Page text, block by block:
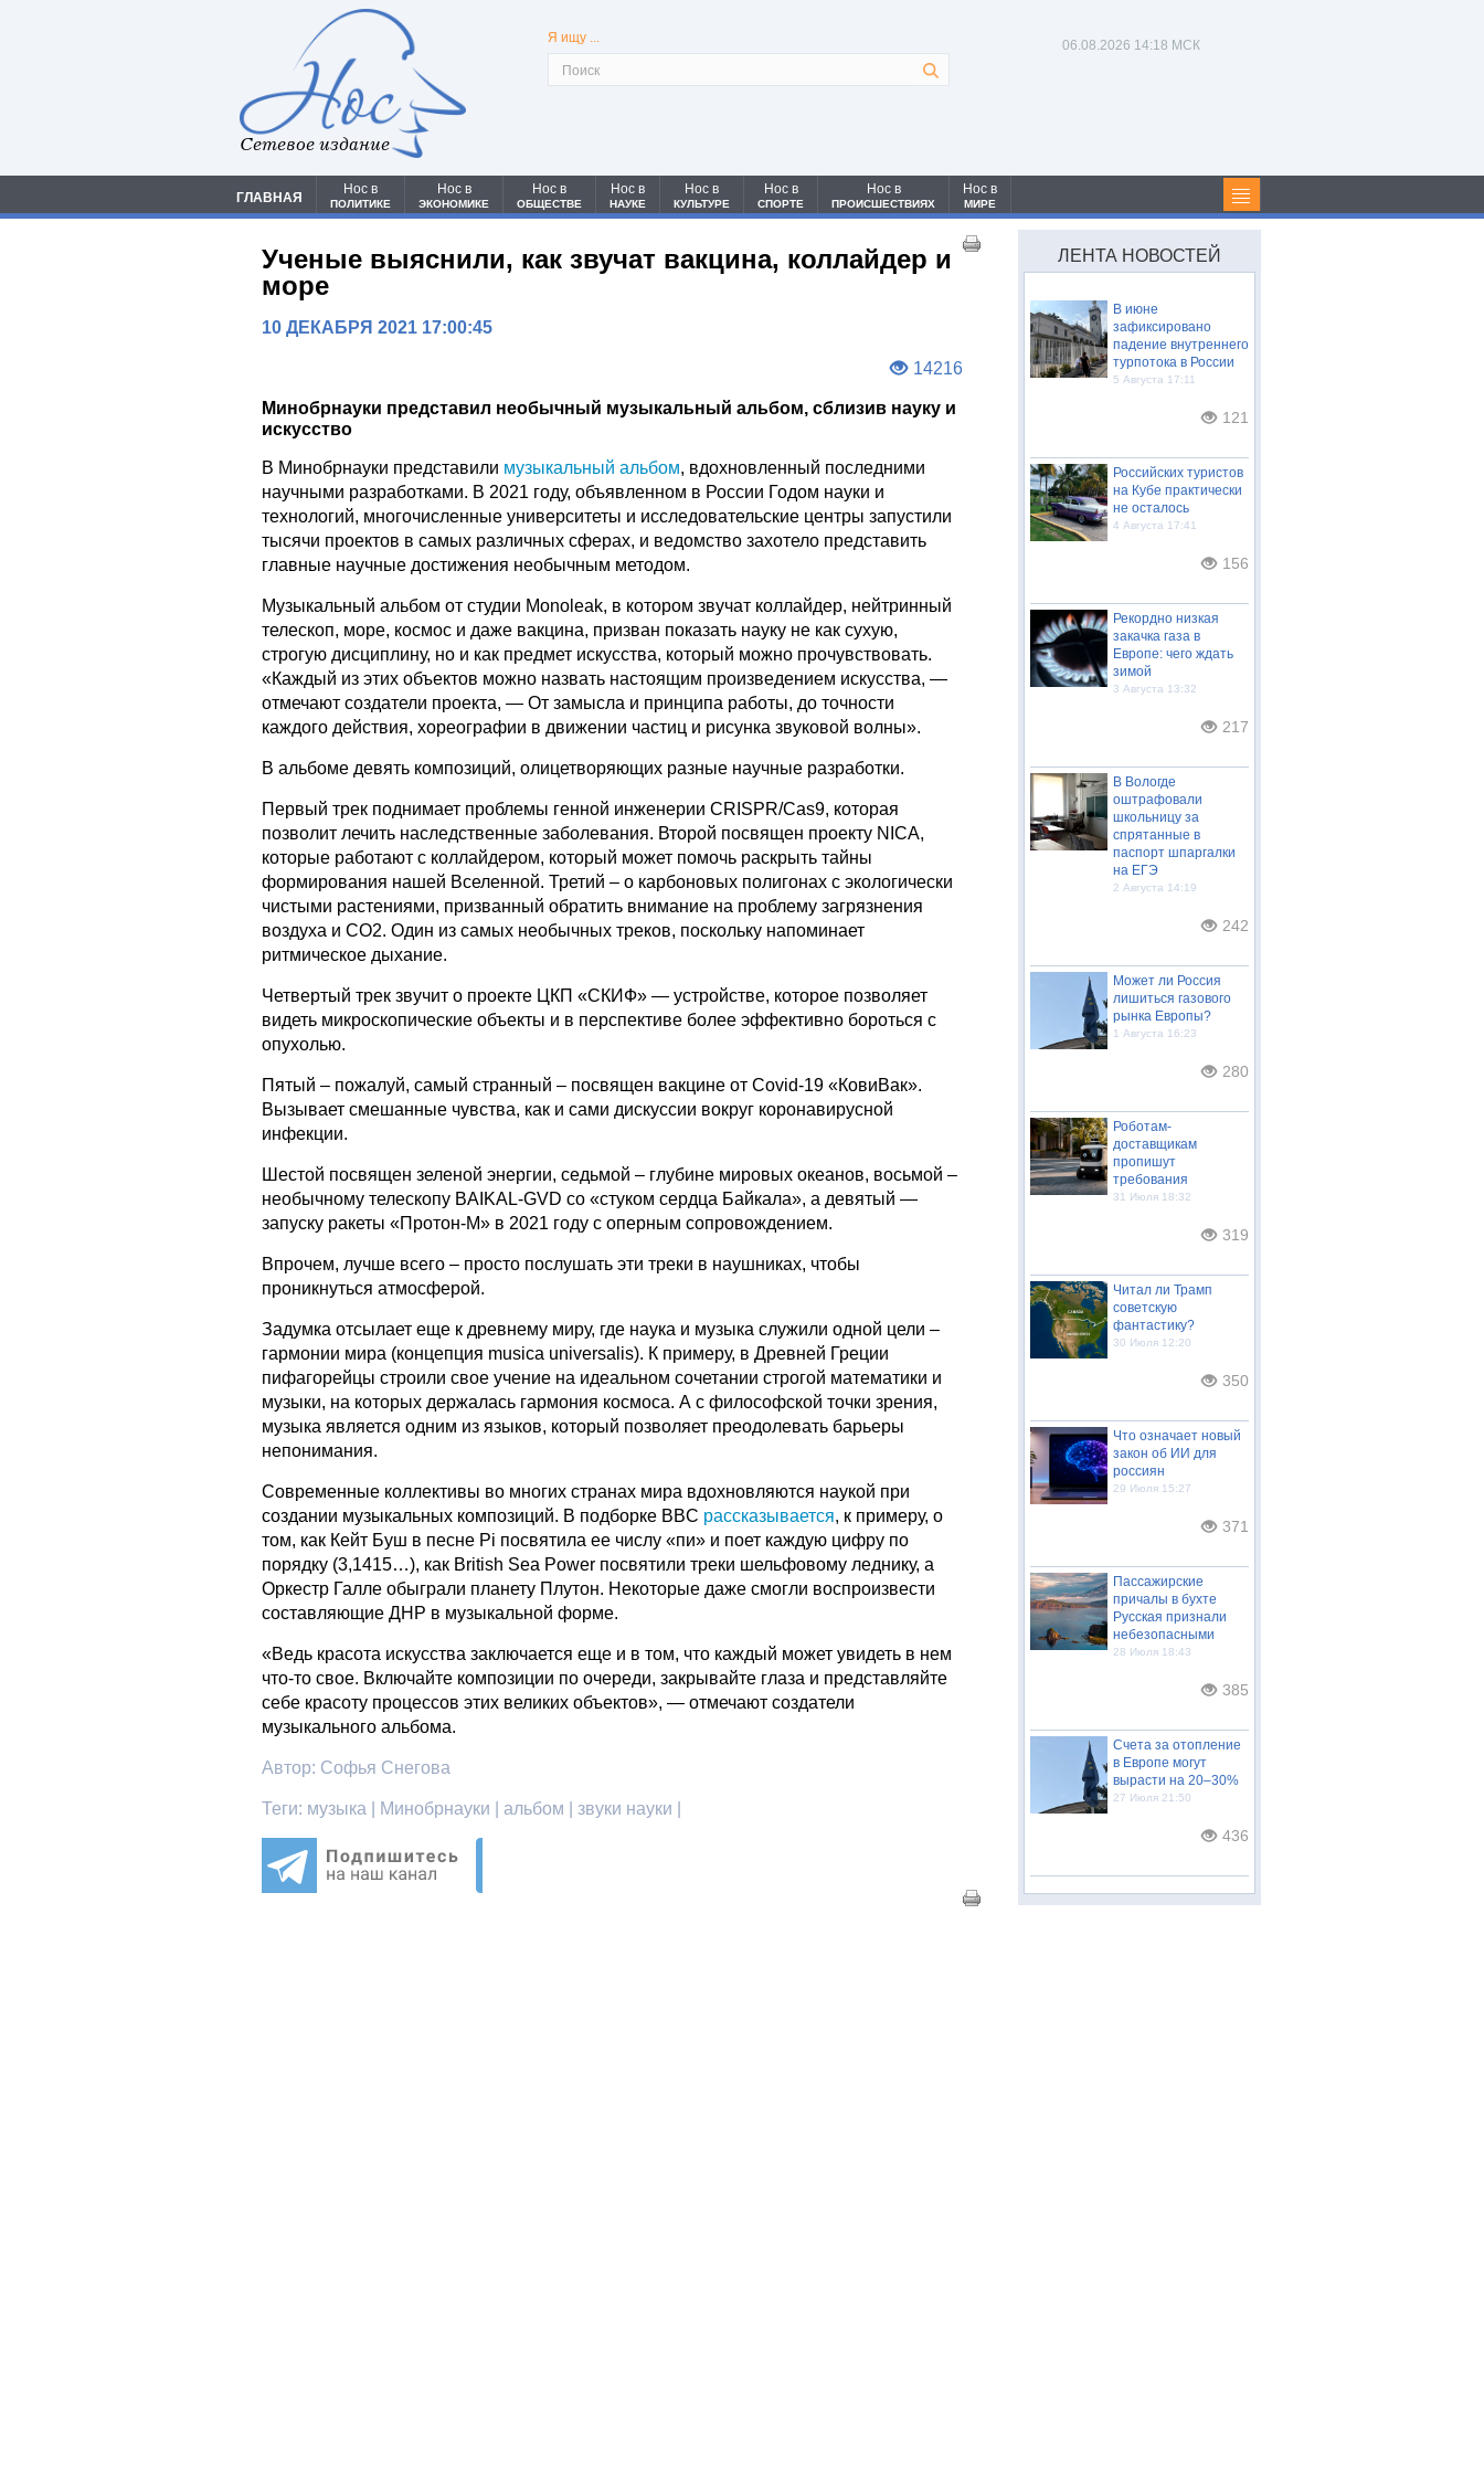
Сетевое издание
Я ищу ... 06.08.2026 14:18 МСК
ГЛАВНАЯ
Нос в
ПОЛИТИКЕ
Нос в
ЭКОНОМИКЕ
Нос в
ОБЩЕСТВЕ
Нос в
НАУКЕ
Нос в
КУЛЬТУРЕ
Нос в
СПОРТЕ
Нос в
ПРОИСШЕСТВИЯХ
Нос в
МИРЕ
Ученые выяснили, как звучат вакцина, коллайдер и
море
10 ДЕКАБРЯ 2021 17:00:45
14216
Минобрнауки представил необычный музыкальный альбом, сблизив науку и
искусство
В Минобрнауки представили музыкальный альбом, вдохновленный последними
научными разработками. В 2021 году, объявленном в России Годом науки и
технологий, многочисленные университеты и исследовательские центры запустили
тысячи проектов в самых различных сферах, и ведомство захотело представить
главные научные достижения необычным методом.
Музыкальный альбом от студии Monoleak, в котором звучат коллайдер, нейтринный
телескоп, море, космос и даже вакцина, призван показать науку не как сухую,
строгую дисциплину, но и как предмет искусства, который можно прочувствовать.
«Каждый из этих объектов можно назвать настоящим произведением искусства, —
отмечают создатели проекта, — От замысла и принципа работы, до точности
каждого действия, хореографии в движении частиц и рисунка звуковой волны».
В альбоме девять композиций, олицетворяющих разные научные разработки.
Первый трек поднимает проблемы генной инженерии CRISPR/Cas9, которая
позволит лечить наследственные заболевания. Второй посвящен проекту NICA,
которые работают с коллайдером, который может помочь раскрыть тайны
формирования нашей Вселенной. Третий – о карбоновых полигонах с экологически
чистыми растениями, призванный обратить внимание на проблему загрязнения
воздуха и CO2. Один из самых необычных треков, поскольку напоминает
ритмическое дыхание.
Четвертый трек звучит о проекте ЦКП «СКИФ» — устройстве, которое позволяет
видеть микроскопические объекты и в перспективе более эффективно бороться с
опухолью.
Пятый – пожалуй, самый странный – посвящен вакцине от Covid-19 «КовиВак».
Вызывает смешанные чувства, как и сами дискуссии вокруг коронавирусной
инфекции.
Шестой посвящен зеленой энергии, седьмой – глубине мировых океанов, восьмой –
необычному телескопу BAIKAL-GVD со «стуком сердца Байкала», а девятый —
запуску ракеты «Протон-М» в 2021 году с оперным сопровождением.
Впрочем, лучше всего – просто послушать эти треки в наушниках, чтобы
проникнуться атмосферой.
Задумка отсылает еще к древнему миру, где наука и музыка служили одной цели –
гармонии мира (концепция musica universalis). К примеру, в Древней Греции
пифагорейцы строили свое учение на идеальном сочетании строгой математики и
музыки, на которых держалась гармония космоса. А с философской точки зрения,
музыка является одним из языков, который позволяет преодолевать барьеры
непонимания.
Современные коллективы во многих странах мира вдохновляются наукой при
создании музыкальных композиций. В подборке BBC рассказывается, к примеру, о
том, как Кейт Буш в песне Pi посвятила ее числу «пи» и поет каждую цифру по
порядку (3,1415…), как British Sea Power посвятили треки шельфовому леднику, а
Оркестр Галле обыграли планету Плутон. Некоторые даже смогли воспроизвести
составляющие ДНР в музыкальной форме.
«Ведь красота искусства заключается еще и в том, что каждый может увидеть в нем
что-то свое. Включайте композиции по очереди, закрывайте глаза и представляйте
себе красоту процессов этих великих объектов», — отмечают создатели
музыкального альбома.
Автор: Софья Снегова
Теги: музыка | Минобрнауки | альбом | звуки науки |
ЛЕНТА НОВОСТЕЙ
В июне
зафиксировано
падение внутреннего
турпотока в России
5 Августа 17:11
121
Российских туристов
на Кубе практически
не осталось
4 Августа 17:41
156
Рекордно низкая
закачка газа в
Европе: чего ждать
зимой
3 Августа 13:32
217
В Вологде
оштрафовали
школьницу за
спрятанные в
паспорт шпаргалки
на ЕГЭ
2 Августа 14:19
242
Может ли Россия
лишиться газового
рынка Европы?
1 Августа 16:23
280
Роботам-
доставщикам
пропишут
требования
31 Июля 18:32
319
Читал ли Трамп
советскую
фантастику?
30 Июля 12:20
350
Что означает новый
закон об ИИ для
россиян
29 Июля 15:27
371
Пассажирские
причалы в бухте
Русская признали
небезопасными
28 Июля 18:43
385
Счета за отопление
в Европе могут
вырасти на 20–30%
27 Июля 21:50
436